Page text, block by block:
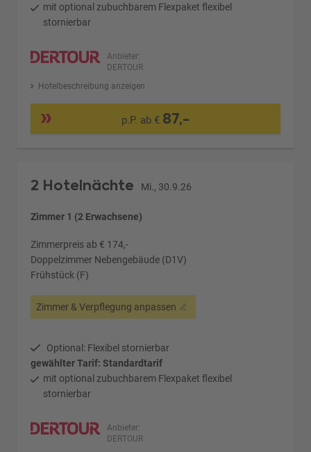
mit optional zubuchbarem Flexpaket flexibel
stornierbar
Anbieter:
DERTOUR
Hotelbeschreibung anzeigen
p.P. ab € 87,-
2 Hotelnächte Mi., 30.9.26
Zimmer 1 (2 Erwachsene)
Zimmerpreis ab € 174,-
Doppelzimmer Nebengebäude (D1V)
Frühstück (F)
Zimmer & Verpflegung anpassen
Optional: Flexibel stornierbar
gewählter Tarif: Standardtarif
mit optional zubuchbarem Flexpaket flexibel
stornierbar
Anbieter:
DERTOUR